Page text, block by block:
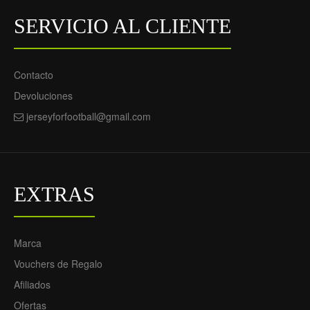
69.55€
Conjunto
(Camiseta+Pantalón
Segunda Equipación
SERVICIO AL CLIENTE
Contacto
Devoluciones
jerseyforfootball@gmail.com
EXTRAS
Marca
Vouchers de Regalo
Afiliados
Ofertas